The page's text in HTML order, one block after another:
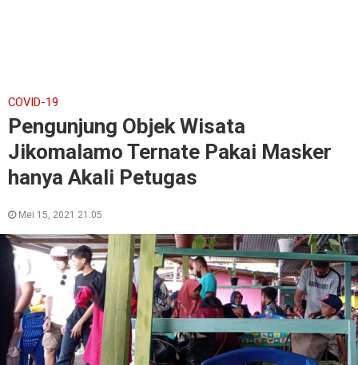
COVID-19
Pengunjung Objek Wisata
Jikomalamo Ternate Pakai Masker
hanya Akali Petugas
Mei 15, 2021 21:05